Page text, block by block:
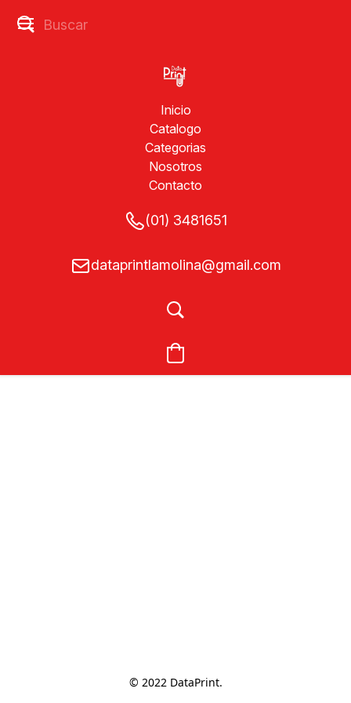
Inicio
Catalogo
Categorias
Nosotros
Contacto
(01) 3481651
dataprintlamolina@gmail.com
© 2022 DataPrint.